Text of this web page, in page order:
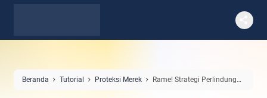
Beranda Tutorial Proteksi Merek
Rame! Strategi Perlindungan